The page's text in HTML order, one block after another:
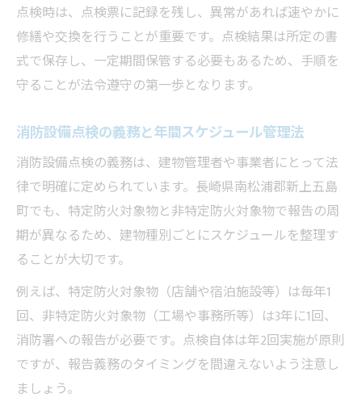
ト
消防設備点検と報告のスケジュール管理法
消防設備点検報告をスムーズに進める方法
消防設備点検報告の保存期間と注意点
半年ごと点検と総合点検の違いを解説
違い
消防設備点検の点検種別による頻度のポイ
ント
消防設備点検の機器点検・総合点検の特徴
消防設備点検で知るべき点検項目の違いと
は
消防設備点検の半年ごとと1年ごとの違いを
整理
特定防火対象物と非特定物の報告周期の違いと
点検時は、点検票に記録を残し、異常があれば速やかに
修繕や交換を行うことが重要です。点検結果は所定の書
式で保存し、一定期間保管する必要もあるため、手順を
守ることが法令遵守の第一歩となります。
消防設備点検の義務と年間スケジュール管理法
消防設備点検の義務は、建物管理者や事業者にとって法
律で明確に定められています。長崎県南松浦郡新上五島
町でも、特定防火対象物と非特定防火対象物で報告の周
期が異なるため、建物種別ごとにスケジュールを整理す
ることが大切です。
例えば、特定防火対象物（店舗や宿泊施設等）は毎年1
回、非特定防火対象物（工場や事務所等）は3年に1回、
消防署への報告が必要です。点検自体は年2回実施が原則
ですが、報告義務のタイミングを間違えないよう注意し
ましょう。